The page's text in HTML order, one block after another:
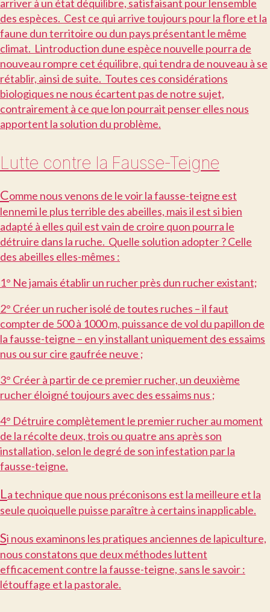
arriver à un état déquilibre, satisfaisant pour lensemble
des espèces. Cest ce qui arrive toujours pour la flore et la
faune dun territoire ou dun pays présentant le même
climat. Lintroduction dune espèce nouvelle pourra de
nouveau rompre cet équilibre, qui tendra de nouveau à se
rétablir, ainsi de suite. Toutes ces considérations
biologiques ne nous écartent pas de notre sujet,
contrairement à ce que lon pourrait penser elles nous
apportent la solution du problème.
Lutte contre la Fausse-Teigne
Comme nous venons de le voir la fausse-teigne est
lennemi le plus terrible des abeilles, mais il est si bien
adapté à elles quil est vain de croire quon pourra le
détruire dans la ruche. Quelle solution adopter ? Celle
des abeilles elles-mêmes :
1° Ne jamais établir un rucher près dun rucher existant;
2° Créer un rucher isolé de toutes ruches – il faut
compter de 500 à 1000 m, puissance de vol du papillon de
la fausse-teigne – en y installant uniquement des essaims
nus ou sur cire gaufrée neuve ;
3° Créer à partir de ce premier rucher, un deuxième
rucher éloigné toujours avec des essaims nus ;
4° Détruire complètement le premier rucher au moment
de la récolte deux, trois ou quatre ans après son
installation, selon le degré de son infestation par la
fausse-teigne.
La technique que nous préconisons est la meilleure et la
seule quoiquelle puisse paraître à certains inapplicable.
Si nous examinons les pratiques anciennes de lapiculture,
nous constatons que deux méthodes luttent
efficacement contre la fausse-teigne, sans le savoir :
létouffage et la pastorale.